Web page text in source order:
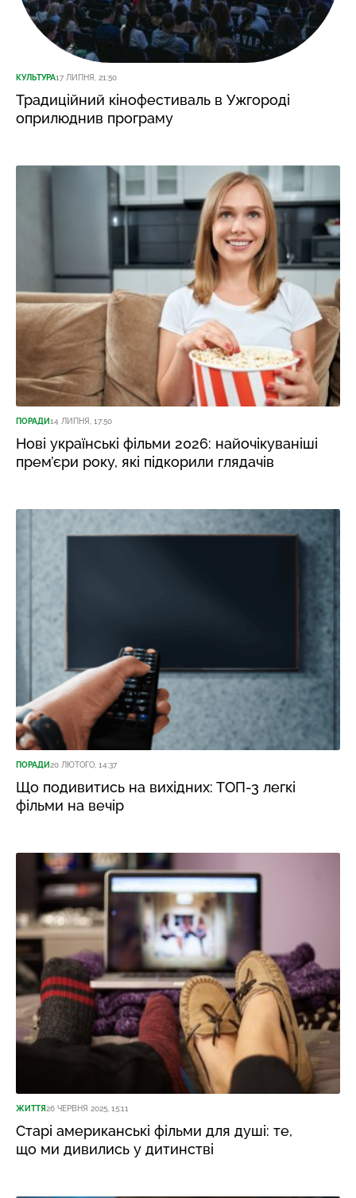
КУЛЬТУРА17 ЛИПНЯ, 21:50
Традиційний кінофестиваль в Ужгороді
оприлюднив програму
ПОРАДИ14 ЛИПНЯ, 17:50
Нові українські фільми 2026: найочікуваніші
прем’єри року, які підкорили глядачів
ПОРАДИ20 ЛЮТОГО, 14:37
Що подивитись на вихідних: ТОП-3 легкі
фільми на вечір
ЖИТТЯ26 ЧЕРВНЯ 2025, 15:11
Старі американські фільми для душі: те,
що ми дивились у дитинстві